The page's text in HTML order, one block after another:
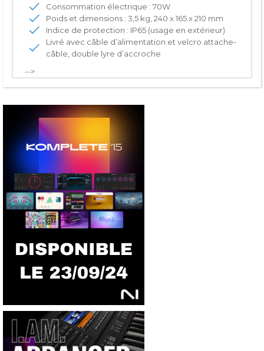
Consommation électrique : 70W
Poids et dimensions : 3,5 kg, 240 x 165 x 210 mm
Indice de protection : IP65 (usage en extérieur)
Livré avec câble d’alimentation et velcro attache-
câble, double lyre d’accroche
-->